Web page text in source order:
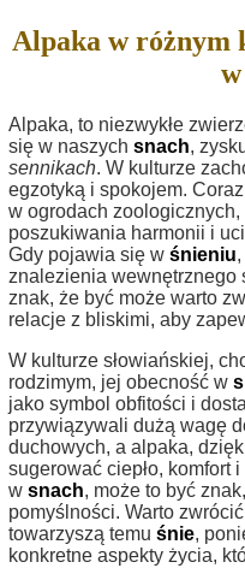
Alpaka w różnym
Alpaka, to niezwykłe
się w naszych snach,
sennikach. W kulturze
egzotyką i spokojem.
w ogrodach
poszukiwania harmonii i
Gdy pojawia się w śnieniu
znalezienia wewnętrznego
znak, że być może warto
relacje z bliskimi, aby
W kulturze słowiańskiej,
rodzimym, jej obecność w
jako symbol obfitości i
przywiązywali dużą wagę
duchowych, a alpaka,
sugerować ciepło, komfort
w snach, może to być
pomyślności. Warto
towarzyszą temu śnie,
konkretne aspekty życia,